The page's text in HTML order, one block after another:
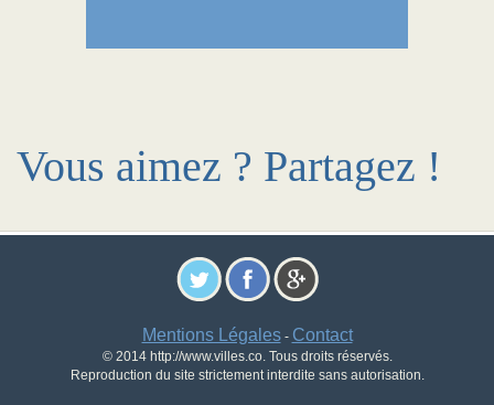
Vous aimez ? Partagez !
Mentions Légales- Contact
© 2014 http://www.villes.co. Tous droits réservés.
Reproduction du site strictement interdite sans autorisation.